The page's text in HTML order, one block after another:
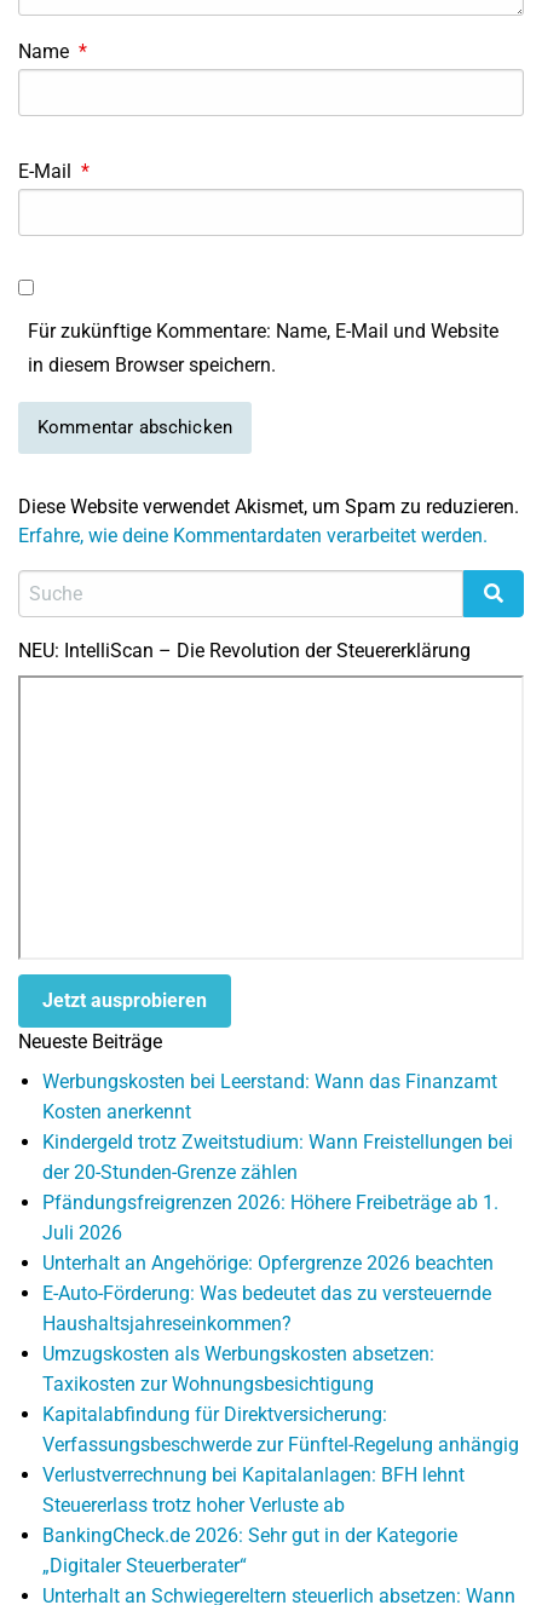
Name *
E-Mail *
Für zukünftige Kommentare: Name, E-Mail und Website
in diesem Browser speichern.
Diese Website verwendet Akismet, um Spam zu reduzieren.
Erfahre, wie deine Kommentardaten verarbeitet werden.
NEU: IntelliScan – Die Revolution der Steuererklärung
Jetzt ausprobieren
Neueste Beiträge
Werbungskosten bei Leerstand: Wann das Finanzamt
Kosten anerkennt
Kindergeld trotz Zweitstudium: Wann Freistellungen bei
der 20-Stunden-Grenze zählen
Pfändungsfreigrenzen 2026: Höhere Freibeträge ab 1.
Juli 2026
Unterhalt an Angehörige: Opfergrenze 2026 beachten
E-Auto-Förderung: Was bedeutet das zu versteuernde
Haushaltsjahreseinkommen?
Umzugskosten als Werbungskosten absetzen:
Taxikosten zur Wohnungsbesichtigung
Kapitalabfindung für Direktversicherung:
Verfassungsbeschwerde zur Fünftel-Regelung anhängig
Verlustverrechnung bei Kapitalanlagen: BFH lehnt
Steuererlass trotz hoher Verluste ab
BankingCheck.de 2026: Sehr gut in der Kategorie
„Digitaler Steuerberater“
Unterhalt an Schwiegereltern steuerlich absetzen: Wann